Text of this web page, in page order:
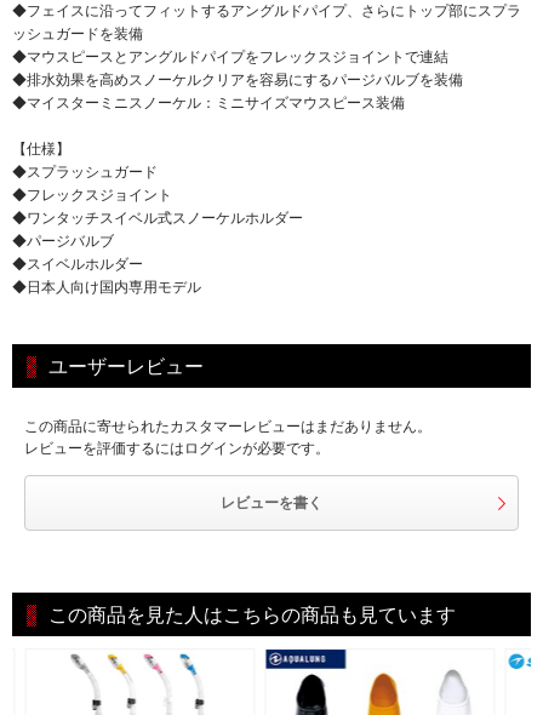
◆フェイスに沿ってフィットするアングルドパイプ、さらにトップ部にスプラ
ッシュガードを装備
◆マウスピースとアングルドパイプをフレックスジョイントで連結
◆排水効果を高めスノーケルクリアを容易にするパージバルブを装備
◆マイスターミニスノーケル：ミニサイズマウスピース装備
【仕様】
◆スプラッシュガード
◆フレックスジョイント
◆ワンタッチスイベル式スノーケルホルダー
◆パージバルブ
◆スイベルホルダー
◆日本人向け国内専用モデル
ユーザーレビュー
この商品に寄せられたカスタマーレビューはまだありません。
レビューを評価するにはログインが必要です。
レビューを書く
この商品を見た人はこちらの商品も見ています